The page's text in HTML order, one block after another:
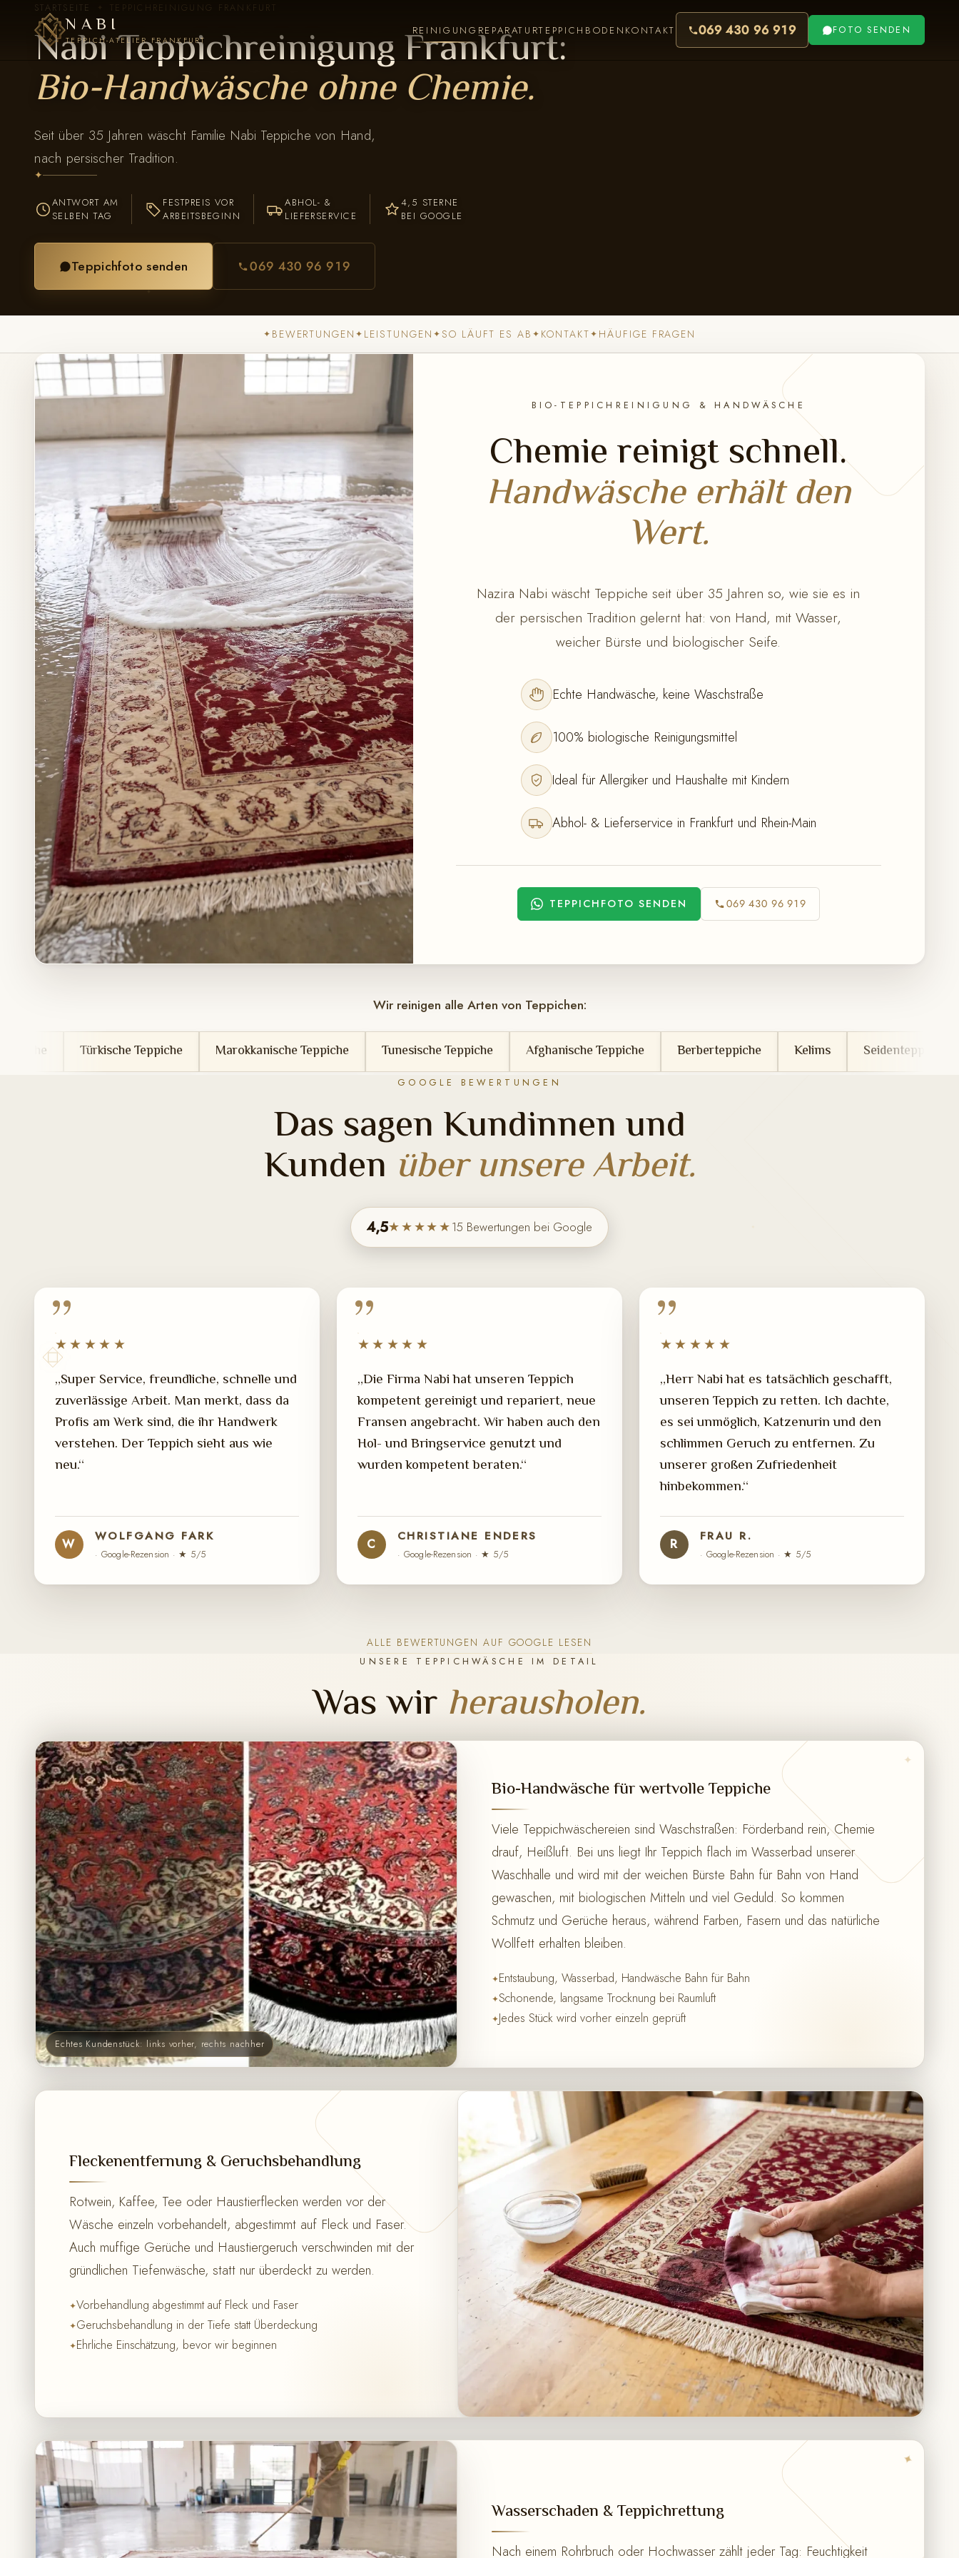
NABI
TEPPICH-ATELIER FRANKFURT
REINIGUNG REPARATURTEPPICHBODEN KONTAKT 069 430 96 919 FOTO SENDEN
STARTSEITE TEPPICHREINIGUNG FRANKFURT
Nabi Teppichreinigung Frankfurt:
Bio-Handwäsche ohne Chemie.
Seit über 35 Jahren wäscht Familie Nabi Teppiche von Hand,
nach persischer Tradition.
✦
ANTWORT AM
SELBEN TAG
FESTPREIS VOR
ARBEITSBEGINN
ABHOL- &
LIEFERSERVICE
4,5 STERNE
BEI GOOGLE
Teppichfoto senden 069 430 96 919
✦ BEWERTUNGEN ✦ LEISTUNGEN ✦SO LÄUFT ES AB ✦ KONTAKT✦ HÄUFIGE FRAGEN
BIO-TEPPICHREINIGUNG & HANDWÄSCHE
Chemie reinigt schnell.
Handwäsche erhält den
Wert.
Nazira Nabi wäscht Teppiche seit über 35 Jahren so, wie sie es in
der persischen Tradition gelernt hat: von Hand, mit Wasser,
weicher Bürste und biologischer Seife.
Echte Handwäsche, keine Waschstraße
100% biologische Reinigungsmittel
Ideal für Allergiker und Haushalte mit Kindern
Abhol- & Lieferservice in Frankfurt und Rhein-Main
TEPPICHFOTO SENDEN 069 430 96 919
Wir reinigen alle Arten von Teppichen:
Teppiche Marokkanische Teppiche Tunesische Teppiche Afghanische Teppiche Berberteppiche Kelims Seidenteppiche
GOOGLE BEWERTUNGEN
Das sagen Kundinnen und
Kunden über unsere Arbeit.
4,5★★★★★15 Bewertungen bei Google
★★★★★
„Super Service, freundliche, schnelle und
zuverlässige Arbeit. Man merkt, dass da
Profis am Werk sind, die ihr Handwerk
verstehen. Der Teppich sieht aus wie
neu.“
W WOLFGANG FARK
· Google-Rezension · ★ 5/5
★★★★★
„Die Firma Nabi hat unseren Teppich
kompetent gereinigt und repariert, neue
Fransen angebracht. Wir haben auch den
Hol- und Bringservice genutzt und
wurden kompetent beraten.“
C CHRISTIANE ENDERS
· Google-Rezension · ★ 5/5
★★★★★
„Herr Nabi hat es tatsächlich geschafft,
unseren Teppich zu retten. Ich dachte,
es sei unmöglich, Katzenurin und den
schlimmen Geruch zu entfernen. Zu
unserer großen Zufriedenheit
hinbekommen.“
R FRAU R.
· Google-Rezension · ★ 5/5
ALLE BEWERTUNGEN AUF GOOGLE LESEN
UNSERE TEPPICHWÄSCHE IM DETAIL
Was wir herausholen.
✦
Echtes Kundenstück: links vorher, rechts nachher
Bio-Handwäsche für wertvolle Teppiche
Viele Teppichwäschereien sind Waschstraßen: Förderband rein, Chemie
drauf, Heißluft. Bei uns liegt Ihr Teppich flach im Wasserbad unserer
Waschhalle und wird mit der weichen Bürste Bahn für Bahn von Hand
gewaschen, mit biologischen Mitteln und viel Geduld. So kommen
Schmutz und Gerüche heraus, während Farben, Fasern und das natürliche
Wollfett erhalten bleiben.
Entstaubung, Wasserbad, Handwäsche Bahn für Bahn
Schonende, langsame Trocknung bei Raumluft
Jedes Stück wird vorher einzeln geprüft
✦
Fleckenentfernung & Geruchsbehandlung
Rotwein, Kaffee, Tee oder Haustierflecken werden vor der
Wäsche einzeln vorbehandelt, abgestimmt auf Fleck und Faser.
Auch muffige Gerüche und Haustiergeruch verschwinden mit der
gründlichen Tiefenwäsche, statt nur überdeckt zu werden.
Vorbehandlung abgestimmt auf Fleck und Faser
Geruchsbehandlung in der Tiefe statt Überdeckung
Ehrliche Einschätzung, bevor wir beginnen
✦
Wasserschaden & Teppichrettung
Nach einem Rohrbruch oder Hochwasser zählt jeder Tag: Feuchtigkeit